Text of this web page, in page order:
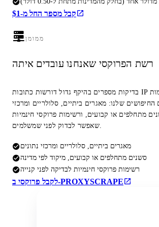
קבל מספר החל מ-$1
ממומן
רשת הפרוקסי שאנחנו עובדים איתה
בדיקות מספרים בהיקף גדול דורשות כתובות IP שלא נחסמות. ProxyScrape הוא
שלנו: מאגרים ביתיים, סלולריים ומרכזי
מתחלפים או קבועים, ורשימות פרוקסי חינמיות
שאפשר לבדוק לפני שמשלמים.
מאגרים ביתיים, סלולריים ומרכזי נתונים
סשנים מתחלפים או קבועים, מיקוד לפי מדינה
רשימות פרוקסי חינמיות לבדיקה לפני קנייה
לקבל פרוקסי ב-PROXYSCRAPE